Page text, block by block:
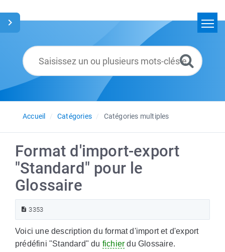
Glossaire
Français
Accueil
Catégories Catégories multiples
Format d'import-export
"Standard" pour le
Glossaire
3353
Voici une description du format d'import et d'export
prédéfini "Standard" du fichier du Glossaire.